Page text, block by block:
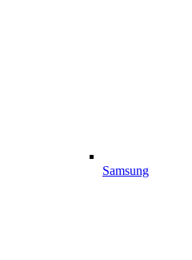
Samsung